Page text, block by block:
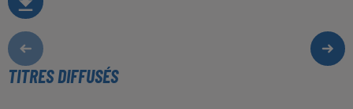
TITRES DIFFUSÉS